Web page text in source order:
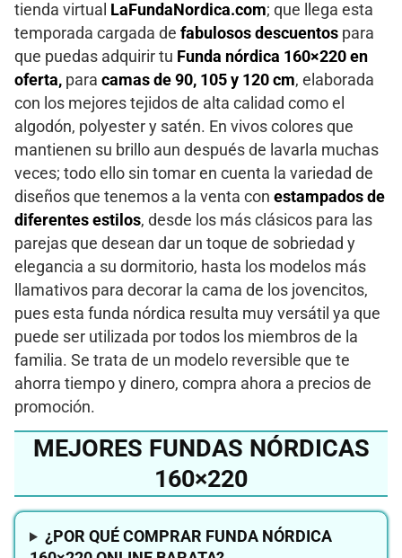
tienda virtual LaFundaNordica.com; que llega esta
temporada cargada de fabulosos descuentos para
que puedas adquirir tu Funda nórdica 160×220 en
oferta, para camas de 90, 105 y 120 cm, elaborada
con los mejores tejidos de alta calidad como el
algodón, polyester y satén. En vivos colores que
mantienen su brillo aun después de lavarla muchas
veces; todo ello sin tomar en cuenta la variedad de
diseños que tenemos a la venta con estampados de
diferentes estilos, desde los más clásicos para las
parejas que desean dar un toque de sobriedad y
elegancia a su dormitorio, hasta los modelos más
llamativos para decorar la cama de los jovencitos,
pues esta funda nórdica resulta muy versátil ya que
puede ser utilizada por todos los miembros de la
familia. Se trata de un modelo reversible que te
ahorra tiempo y dinero, compra ahora a precios de
promoción.
MEJORES FUNDAS NÓRDICAS
160×220
¿POR QUÉ COMPRAR FUNDA NÓRDICA